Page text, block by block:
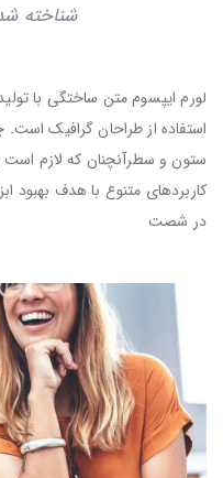
شناخته
لورم ایپسوم متن ساختگی با
استفاده از طراحان گرافیک است.
ستون و سطرآنچنان که لازم است
کاربردهای متنوع با هدف بهبود
در شصت